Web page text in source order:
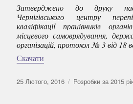
Затверджено до друку
Чернігівського центру
кваліфікації працівників
місцевого самоврядування,
організацій, протокол № 3 від 18
Скачати
Оприлюднено
25 Лютого, 2016 Категорії
Розробки за 2015